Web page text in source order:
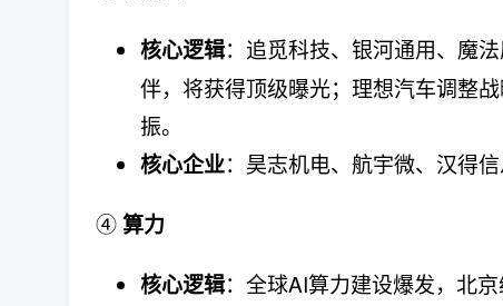
核心逻辑：追觅科技、银河通用、魔
伴，将获得顶级曝光；理想汽车调整
振。
核心企业：昊志机电、航宇微、汉得
④算力
核心逻辑：全球AI算力建设爆发，北